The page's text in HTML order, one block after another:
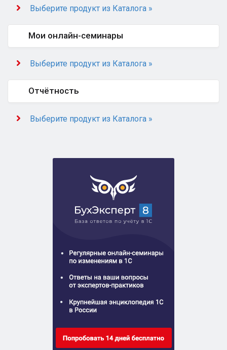
Выберите продукт из Каталога »
Мои онлайн-семинары
Выберите продукт из Каталога »
Отчётность
Выберите продукт из Каталога »